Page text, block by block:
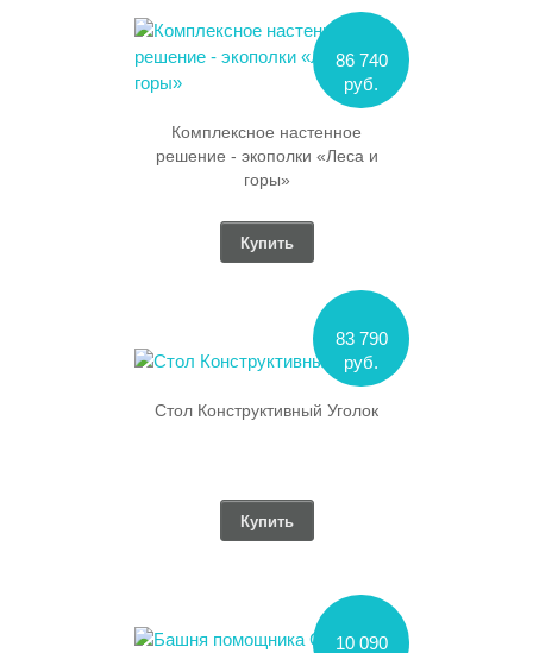
86 740
руб.
Комплексное настенное
решение - экополки «Леса и
горы»
Купить
83 790
руб.
Стол Конструктивный Уголок
Купить
10 090